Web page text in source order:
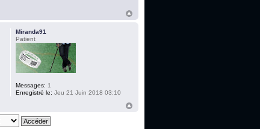
Miranda91
Patient
Messages: 1
Enregistré le: Jeu 21 Juin 2018 03:10